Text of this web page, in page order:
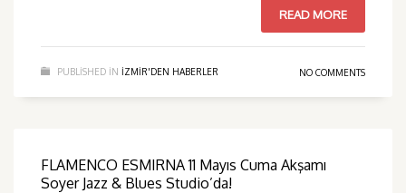
READ MORE
PUBLISHED IN IZMIR'DEN HABERLER NO COMMENTS
FLAMENCO ESMIRNA 11 Mayıs Cuma Akşamı
Soyer Jazz & Blues Studio’da!